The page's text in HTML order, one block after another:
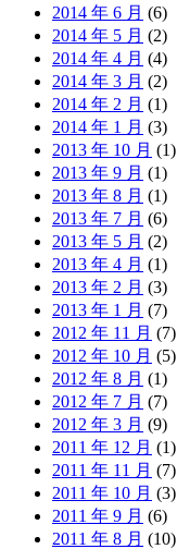
2014 年 6 月 (6)
2014 年 5 月 (2)
2014 年 4 月 (4)
2014 年 3 月 (2)
2014 年 2 月 (1)
2014 年 1 月 (3)
2013 年 10 月 (1)
2013 年 9 月 (1)
2013 年 8 月 (1)
2013 年 7 月 (6)
2013 年 5 月 (2)
2013 年 4 月 (1)
2013 年 2 月 (3)
2013 年 1 月 (7)
2012 年 11 月 (7)
2012 年 10 月 (5)
2012 年 8 月 (1)
2012 年 7 月 (7)
2012 年 3 月 (9)
2011 年 12 月 (1)
2011 年 11 月 (7)
2011 年 10 月 (3)
2011 年 9 月 (6)
2011 年 8 月 (10)